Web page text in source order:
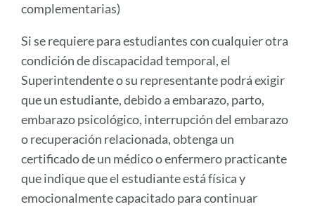
complementarias)
Si se requiere para estudiantes con cualquier otra
condición de discapacidad temporal, el
Superintendente o su representante podrá exigir
que un estudiante, debido a embarazo, parto,
embarazo psicológico, interrupción del embarazo
o recuperación relacionada, obtenga un
certificado de un médico o enfermero practicante
que indique que el estudiante está física y
emocionalmente capacitado para continuar